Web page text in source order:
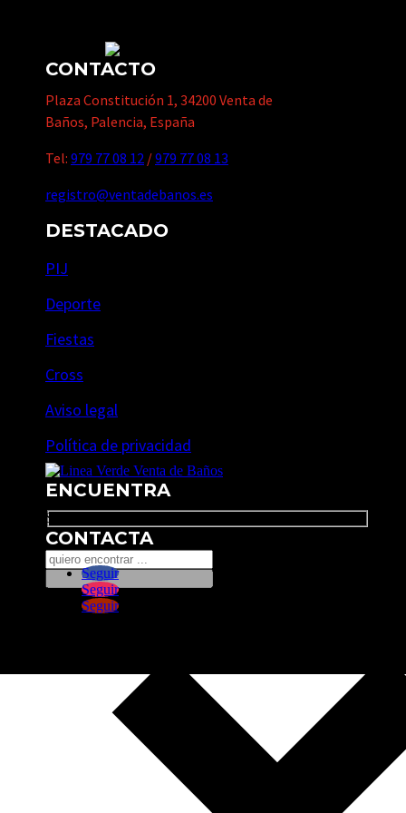
CONTACTO
Plaza Constitución 1, 34200 Venta de
Baños, Palencia, España
Tel: 979 77 08 12 /979 77 08 13
registro@ventadebanos.es
DESTACADO
PIJ
Deporte
Fiestas
Cross
Aviso legal
Política de privacidad
ENCUENTRA
Search
CONTACTA
Seguir
Seguir
Seguir